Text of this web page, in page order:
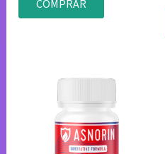
4.75
de 5
COMPRAR